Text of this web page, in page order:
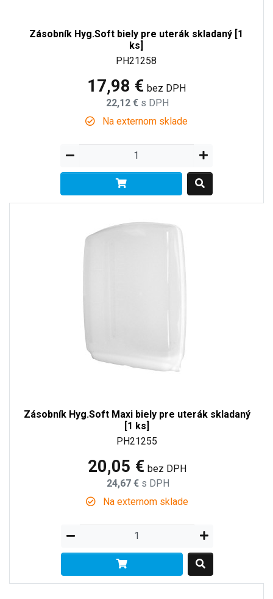
Zásobník Hyg.Soft biely pre uterák skladaný [1
ks]
PH21258
17,98 € bez DPH
22,12 € s DPH
Na externom sklade
Zásobník Hyg.Soft Maxi biely pre uterák skladaný
[1 ks]
PH21255
20,05 € bez DPH
24,67 € s DPH
Na externom sklade